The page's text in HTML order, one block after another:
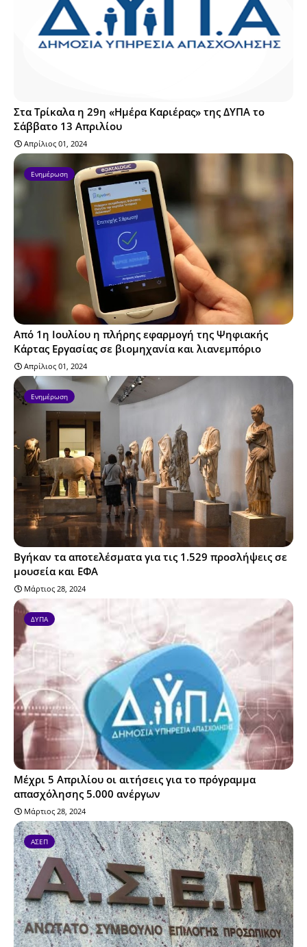
Στα Τρίκαλα η 29η «Ημέρα Καριέρας» της ΔΥΠΑ το
Σάββατο 13 Απριλίου
Απρίλιος 01, 2024
Ενημέρωση
Από 1η Ιουλίου η πλήρης εφαρμογή της Ψηφιακής
Κάρτας Εργασίας σε βιομηχανία και λιανεμπόριο
Απρίλιος 01, 2024
Ενημέρωση
Βγήκαν τα αποτελέσματα για τις 1.529 προσλήψεις σε
μουσεία και ΕΦΑ
Μάρτιος 28, 2024
ΔΥΠΑ
Μέχρι 5 Απριλίου οι αιτήσεις για το πρόγραμμα
απασχόλησης 5.000 ανέργων
Μάρτιος 28, 2024
ΑΣΕΠ